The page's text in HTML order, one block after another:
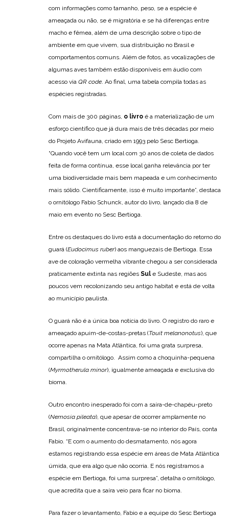
com informações como tamanho, peso, se a espécie é
ameaçada ou não, se é migratória e se há diferenças entre
macho e fêmea, além de uma descrição sobre o tipo de
ambiente em que vivem, sua distribuição no Brasil e
comportamentos comuns. Além de fotos, as vocalizações de
algumas aves também estão disponíveis em áudio com
acesso via QR code. Ao final, uma tabela compila todas as
espécies registradas.
Com mais de 300 páginas, o livro é a materialização de um
esforço científico que já dura mais de três décadas por meio
do Projeto Avifauna, criado em 1993 pelo Sesc Bertioga.
“Quando você tem um local com 30 anos de coleta de dados
feita de forma contínua, esse local ganha relevância por ter
uma biodiversidade mais bem mapeada e um conhecimento
mais sólido. Cientificamente, isso é muito importante”, destaca
o ornitólogo Fabio Schunck, autor do livro, lançado dia 8 de
maio em evento no Sesc Bertioga.
Entre os destaques do livro está a documentação do retorno do
guará (Eudocimus ruber) aos manguezais de Bertioga. Essa
ave de coloração vermelha vibrante chegou a ser considerada
praticamente extinta nas regiões Sul e Sudeste, mas aos
poucos vem recolonizando seu antigo habitat e está de volta
ao município paulista.
O guará não é a única boa notícia do livro. O registro do raro e
ameaçado apuim-de-costas-pretas (Touit melanonotus), que
ocorre apenas na Mata Atlântica, foi uma grata surpresa,
compartilha o ornitólogo. Assim como a choquinha-pequena
(Myrmotherula minor), igualmente ameaçada e exclusiva do
bioma.
Outro encontro inesperado foi com a saíra-de-chapéu-preto
(Nemosia pileata), que apesar de ocorrer amplamente no
Brasil, originalmente concentrava-se no interior do País, conta
Fabio. “E com o aumento do desmatamento, nós agora
estamos registrando essa espécie em áreas de Mata Atlântica
úmida, que era algo que não ocorria. E nós registramos a
espécie em Bertioga, foi uma surpresa”, detalha o ornitólogo,
que acredita que a saíra veio para ficar no bioma.
Para fazer o levantamento, Fabio e a equipe do Sesc Bertioga